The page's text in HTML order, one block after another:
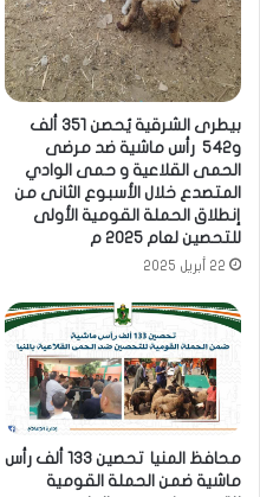
بيطرى الشرقية يُحصن ٣٥١ ألف
و٥٤٢ رأس ماشية ضد مرضى
الحمى القلاعية و حمى الوادي
المتصدع خلال الأسبوع الثانى من
إنطلاق الحملة القومية الأولى
للتحصين لعام ٢٠٢٥ م
22 أبريل 2025
محافظ المنيا تحصين 133 ألف رأس
ماشية ضمن الحملة القومية